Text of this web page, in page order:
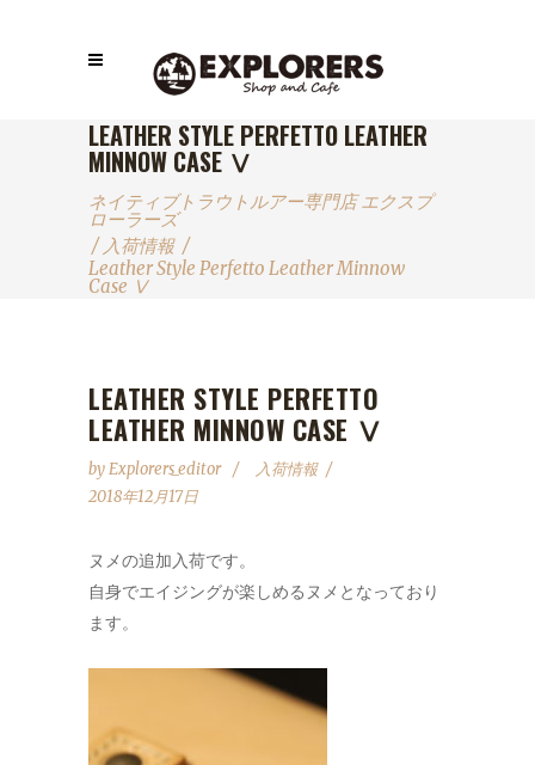
LEATHER STYLE PERFETTO LEATHER
MINNOW CASE Ⅴ
ネイティブトラウトルアー専門店 エクスプ
ローラーズ
/ 入荷情報 /
Leather Style Perfetto Leather Minnow
Case Ⅴ
LEATHER STYLE PERFETTO
LEATHER MINNOW CASE Ⅴ
byExplorers_editor
入荷情報
2018年12月17日
ヌメの追加入荷です。
自身でエイジングが楽しめるヌメとなっており
ます。